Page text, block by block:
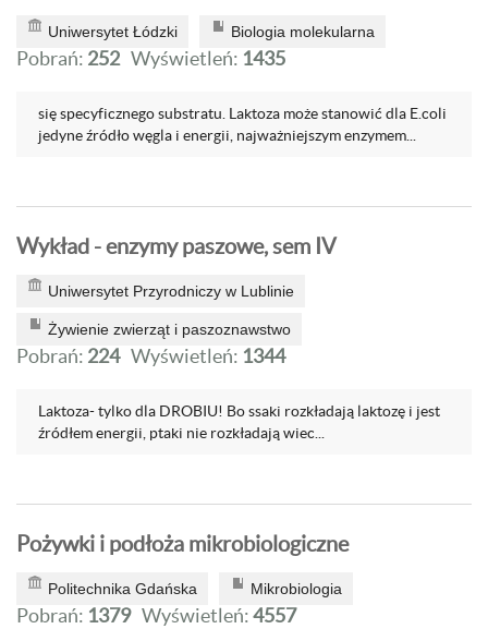
Uniwersytet Łódzki Biologia molekularna
Pobrań: 252 Wyświetleń: 1435
się specyficznego substratu. Laktoza może stanowić dla E.coli
jedyne źródło węgla i energii, najważniejszym enzymem...
Wykład - enzymy paszowe, sem IV
Uniwersytet Przyrodniczy w Lublinie
Żywienie zwierząt i paszoznawstwo
Pobrań: 224 Wyświetleń: 1344
Laktoza- tylko dla DROBIU! Bo ssaki rozkładają laktozę i jest
źródłem energii, ptaki nie rozkładają wiec...
Pożywki i podłoża mikrobiologiczne
Politechnika Gdańska Mikrobiologia
Pobrań: 1379 Wyświetleń:4557